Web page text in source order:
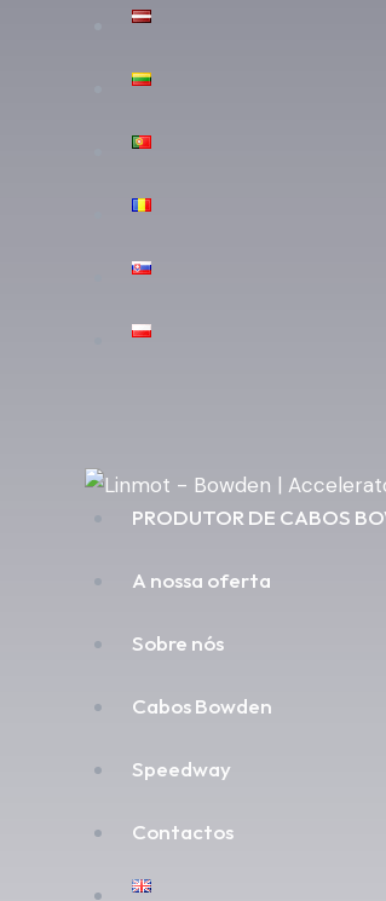
PRODUTOR DE CABOS
A nossa oferta
Sobre nós
Cabos Bowden
Speedway
Contactos